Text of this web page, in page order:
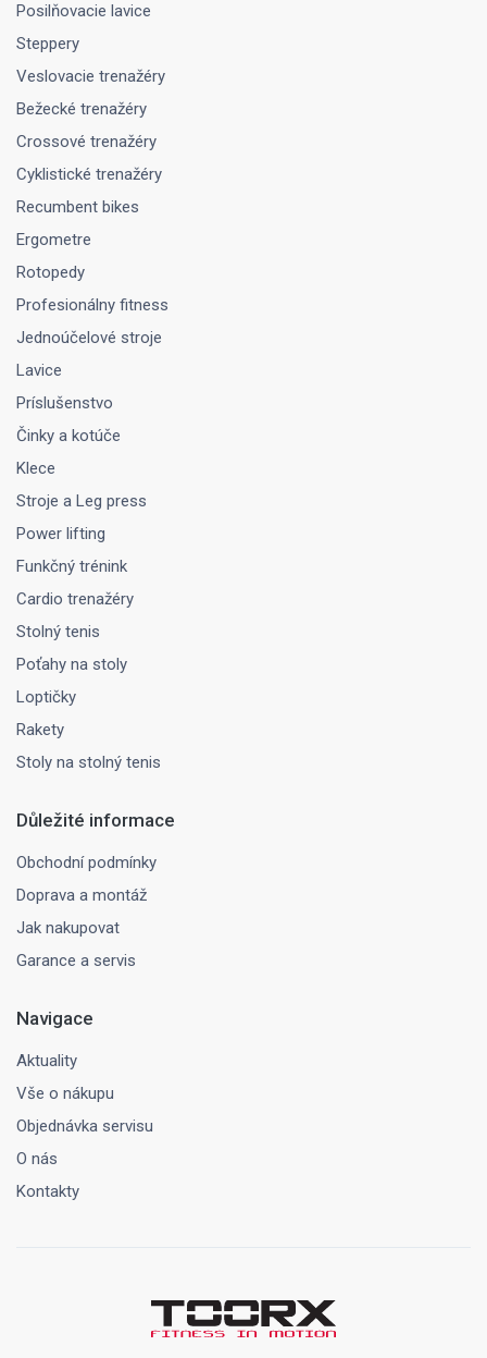
Posilňovacie lavice
Steppery
Veslovacie trenažéry
Bežecké trenažéry
Crossové trenažéry
Cyklistické trenažéry
Recumbent bikes
Ergometre
Rotopedy
Profesionálny fitness
Jednoúčelové stroje
Lavice
Príslušenstvo
Činky a kotúče
Klece
Stroje a Leg press
Power lifting
Funkčný trénink
Cardio trenažéry
Stolný tenis
Poťahy na stoly
Loptičky
Rakety
Stoly na stolný tenis
Důležité informace
Obchodní podmínky
Doprava a montáž
Jak nakupovat
Garance a servis
Navigace
Aktuality
Vše o nákupu
Objednávka servisu
O nás
Kontakty